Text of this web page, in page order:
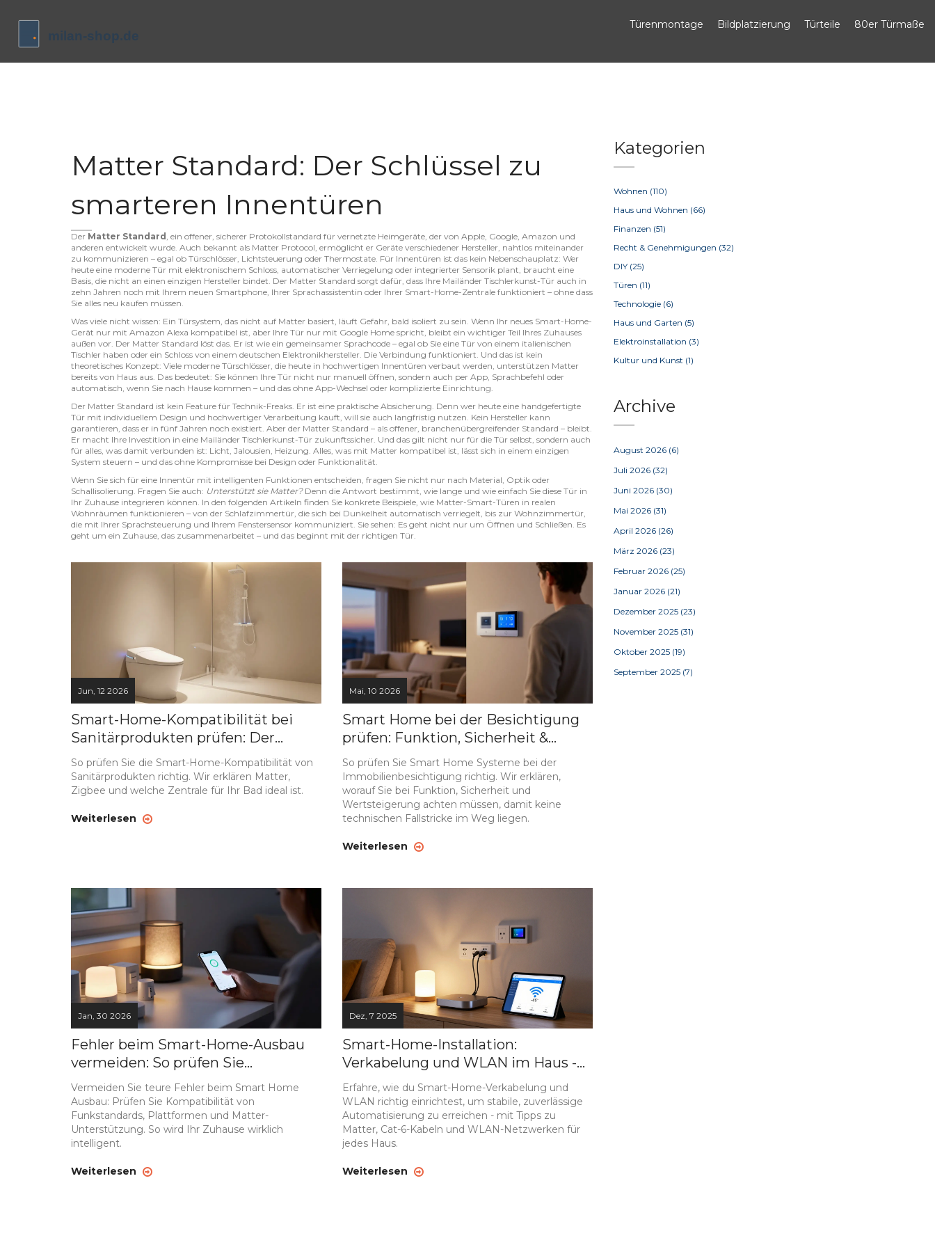
Türenmontage Bildplatzierung Türteile 80er Türmaße
Matter Standard: Der Schlüssel zu
smarteren Innentüren
Der Matter Standard , ein offener, sicherer Protokollstandard für vernetzte Heimgeräte, der von Apple, Google, Amazon und
anderen entwickelt wurde. Auch bekannt als Matter Protocol, ermöglicht er Geräte verschiedener Hersteller, nahtlos miteinander
zu kommunizieren – egal ob Türschlösser, Lichtsteuerung oder Thermostate. Für Innentüren ist das kein Nebenschauplatz: Wer
heute eine moderne Tür mit elektronischem Schloss, automatischer Verriegelung oder integrierter Sensorik plant, braucht eine
Basis, die nicht an einen einzigen Hersteller bindet. Der Matter Standard sorgt dafür, dass Ihre Mailänder Tischlerkunst-Tür auch in
zehn Jahren noch mit Ihrem neuen Smartphone, Ihrer Sprachassistentin oder Ihrer Smart-Home-Zentrale funktioniert – ohne dass
Sie alles neu kaufen müssen.
Was viele nicht wissen: Ein Türsystem, das nicht auf Matter basiert, läuft Gefahr, bald isoliert zu sein. Wenn Ihr neues Smart-Home-
Gerät nur mit Amazon Alexa kompatibel ist, aber Ihre Tür nur mit Google Home spricht, bleibt ein wichtiger Teil Ihres Zuhauses
außen vor. Der Matter Standard löst das. Er ist wie ein gemeinsamer Sprachcode – egal ob Sie eine Tür von einem italienischen
Tischler haben oder ein Schloss von einem deutschen Elektronikhersteller. Die Verbindung funktioniert. Und das ist kein
theoretisches Konzept: Viele moderne Türschlösser, die heute in hochwertigen Innentüren verbaut werden, unterstützen Matter
bereits von Haus aus. Das bedeutet: Sie können Ihre Tür nicht nur manuell öffnen, sondern auch per App, Sprachbefehl oder
automatisch, wenn Sie nach Hause kommen – und das ohne App-Wechsel oder komplizierte Einrichtung.
Der Matter Standard ist kein Feature für Technik-Freaks. Er ist eine praktische Absicherung. Denn wer heute eine handgefertigte
Tür mit individuellem Design und hochwertiger Verarbeitung kauft, will sie auch langfristig nutzen. Kein Hersteller kann
garantieren, dass er in fünf Jahren noch existiert. Aber der Matter Standard – als offener, branchenübergreifender Standard – bleibt.
Er macht Ihre Investition in eine Mailänder Tischlerkunst-Tür zukunftssicher. Und das gilt nicht nur für die Tür selbst, sondern auch
für alles, was damit verbunden ist: Licht, Jalousien, Heizung. Alles, was mit Matter kompatibel ist, lässt sich in einem einzigen
System steuern – und das ohne Kompromisse bei Design oder Funktionalität.
Wenn Sie sich für eine Innentür mit intelligenten Funktionen entscheiden, fragen Sie nicht nur nach Material, Optik oder
Schallisolierung. Fragen Sie auch: Unterstützt sie Matter?Denn die Antwort bestimmt, wie lange und wie einfach Sie diese Tür in
Ihr Zuhause integrieren können. In den folgenden Artikeln finden Sie konkrete Beispiele, wie Matter-Smart-Türen in realen
Wohnräumen funktionieren – von der Schlafzimmertür, die sich bei Dunkelheit automatisch verriegelt, bis zur Wohnzimmertür,
die mit Ihrer Sprachsteuerung und Ihrem Fenstersensor kommuniziert. Sie sehen: Es geht nicht nur um Öffnen und Schließen. Es
geht um ein Zuhause, das zusammenarbeitet – und das beginnt mit der richtigen Tür.
Jun, 12 2026
Smart-Home-Kompatibilität bei
Sanitärprodukten prüfen: Der
ultimative Ratgeber
So prüfen Sie die Smart-Home-Kompatibilität von
Sanitärprodukten richtig. Wir erklären Matter,
Zigbee und welche Zentrale für Ihr Bad ideal ist.
Weiterlesen
Mai, 10 2026
Smart Home bei der Besichtigung
prüfen: Funktion, Sicherheit &
Wertsteigerung
So prüfen Sie Smart Home Systeme bei der
Immobilienbesichtigung richtig. Wir erklären,
worauf Sie bei Funktion, Sicherheit und
Wertsteigerung achten müssen, damit keine
technischen Fallstricke im Weg liegen.
Weiterlesen
Jan, 30 2026
Fehler beim Smart-Home-Ausbau
vermeiden: So prüfen Sie
Kompatibilität richtig
Vermeiden Sie teure Fehler beim Smart Home
Ausbau: Prüfen Sie Kompatibilität von
Funkstandards, Plattformen und Matter-
Unterstützung. So wird Ihr Zuhause wirklich
intelligent.
Weiterlesen
Dez, 7 2025
Smart-Home-Installation:
Verkabelung und WLAN im Haus -
So wird’s zuverlässig
Erfahre, wie du Smart-Home-Verkabelung und
WLAN richtig einrichtest, um stabile, zuverlässige
Automatisierung zu erreichen - mit Tipps zu
Matter, Cat-6-Kabeln und WLAN-Netzwerken für
jedes Haus.
Weiterlesen
Kategorien
Wohnen (110)
Haus und Wohnen (66)
Finanzen (51)
Recht & Genehmigungen (32)
DIY (25)
Türen (11)
Technologie (6)
Haus und Garten (5)
Elektroinstallation (3)
Kultur und Kunst (1)
Archive
August 2026 (6)
Juli 2026 (32)
Juni 2026 (30)
Mai 2026 (31)
April 2026 (26)
März 2026 (23)
Februar 2026 (25)
Januar 2026 (21)
Dezember 2025 (23)
November 2025 (31)
Oktober 2025 (19)
September 2025 (7)